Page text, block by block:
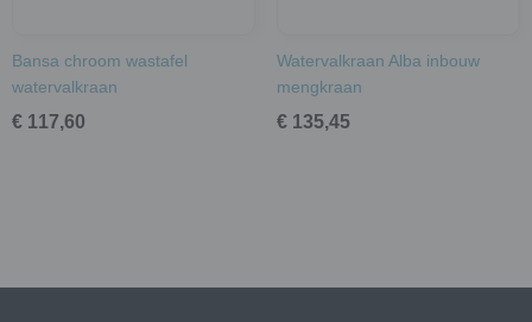
Bansa chroom wastafel
watervalkraan
€ 117,60
Watervalkraan Alba inbouw
mengkraan
€ 135,45